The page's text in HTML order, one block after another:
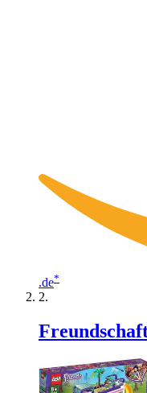
.de*